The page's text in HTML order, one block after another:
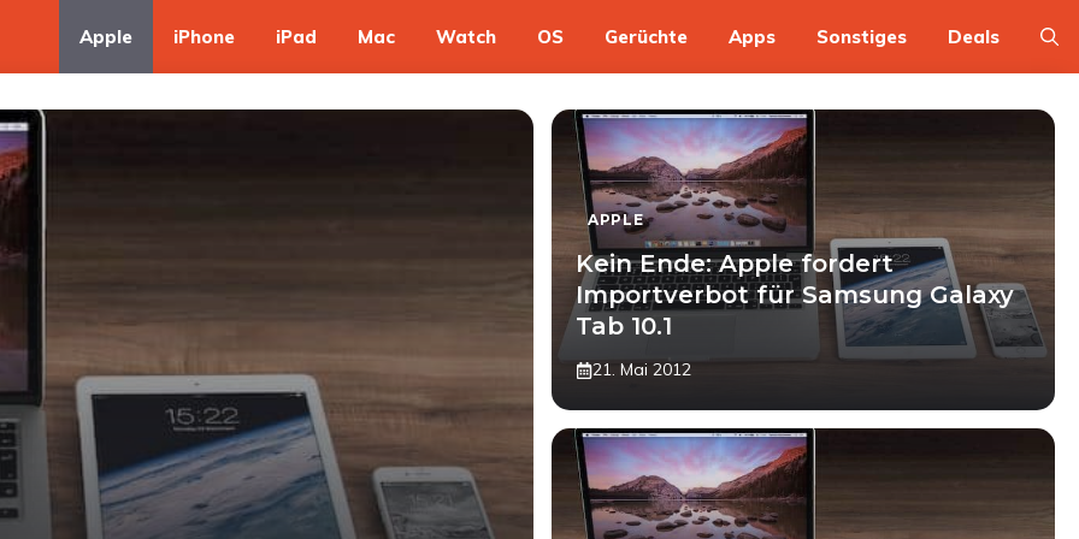
Apple iPhone iPad Mac Watch OS Gerüchte Apps Sonstiges Deals
APPLE
Kein Ende: Apple fordert
Importverbot für Samsung Galaxy
Tab 10.1
21. Mai 2012